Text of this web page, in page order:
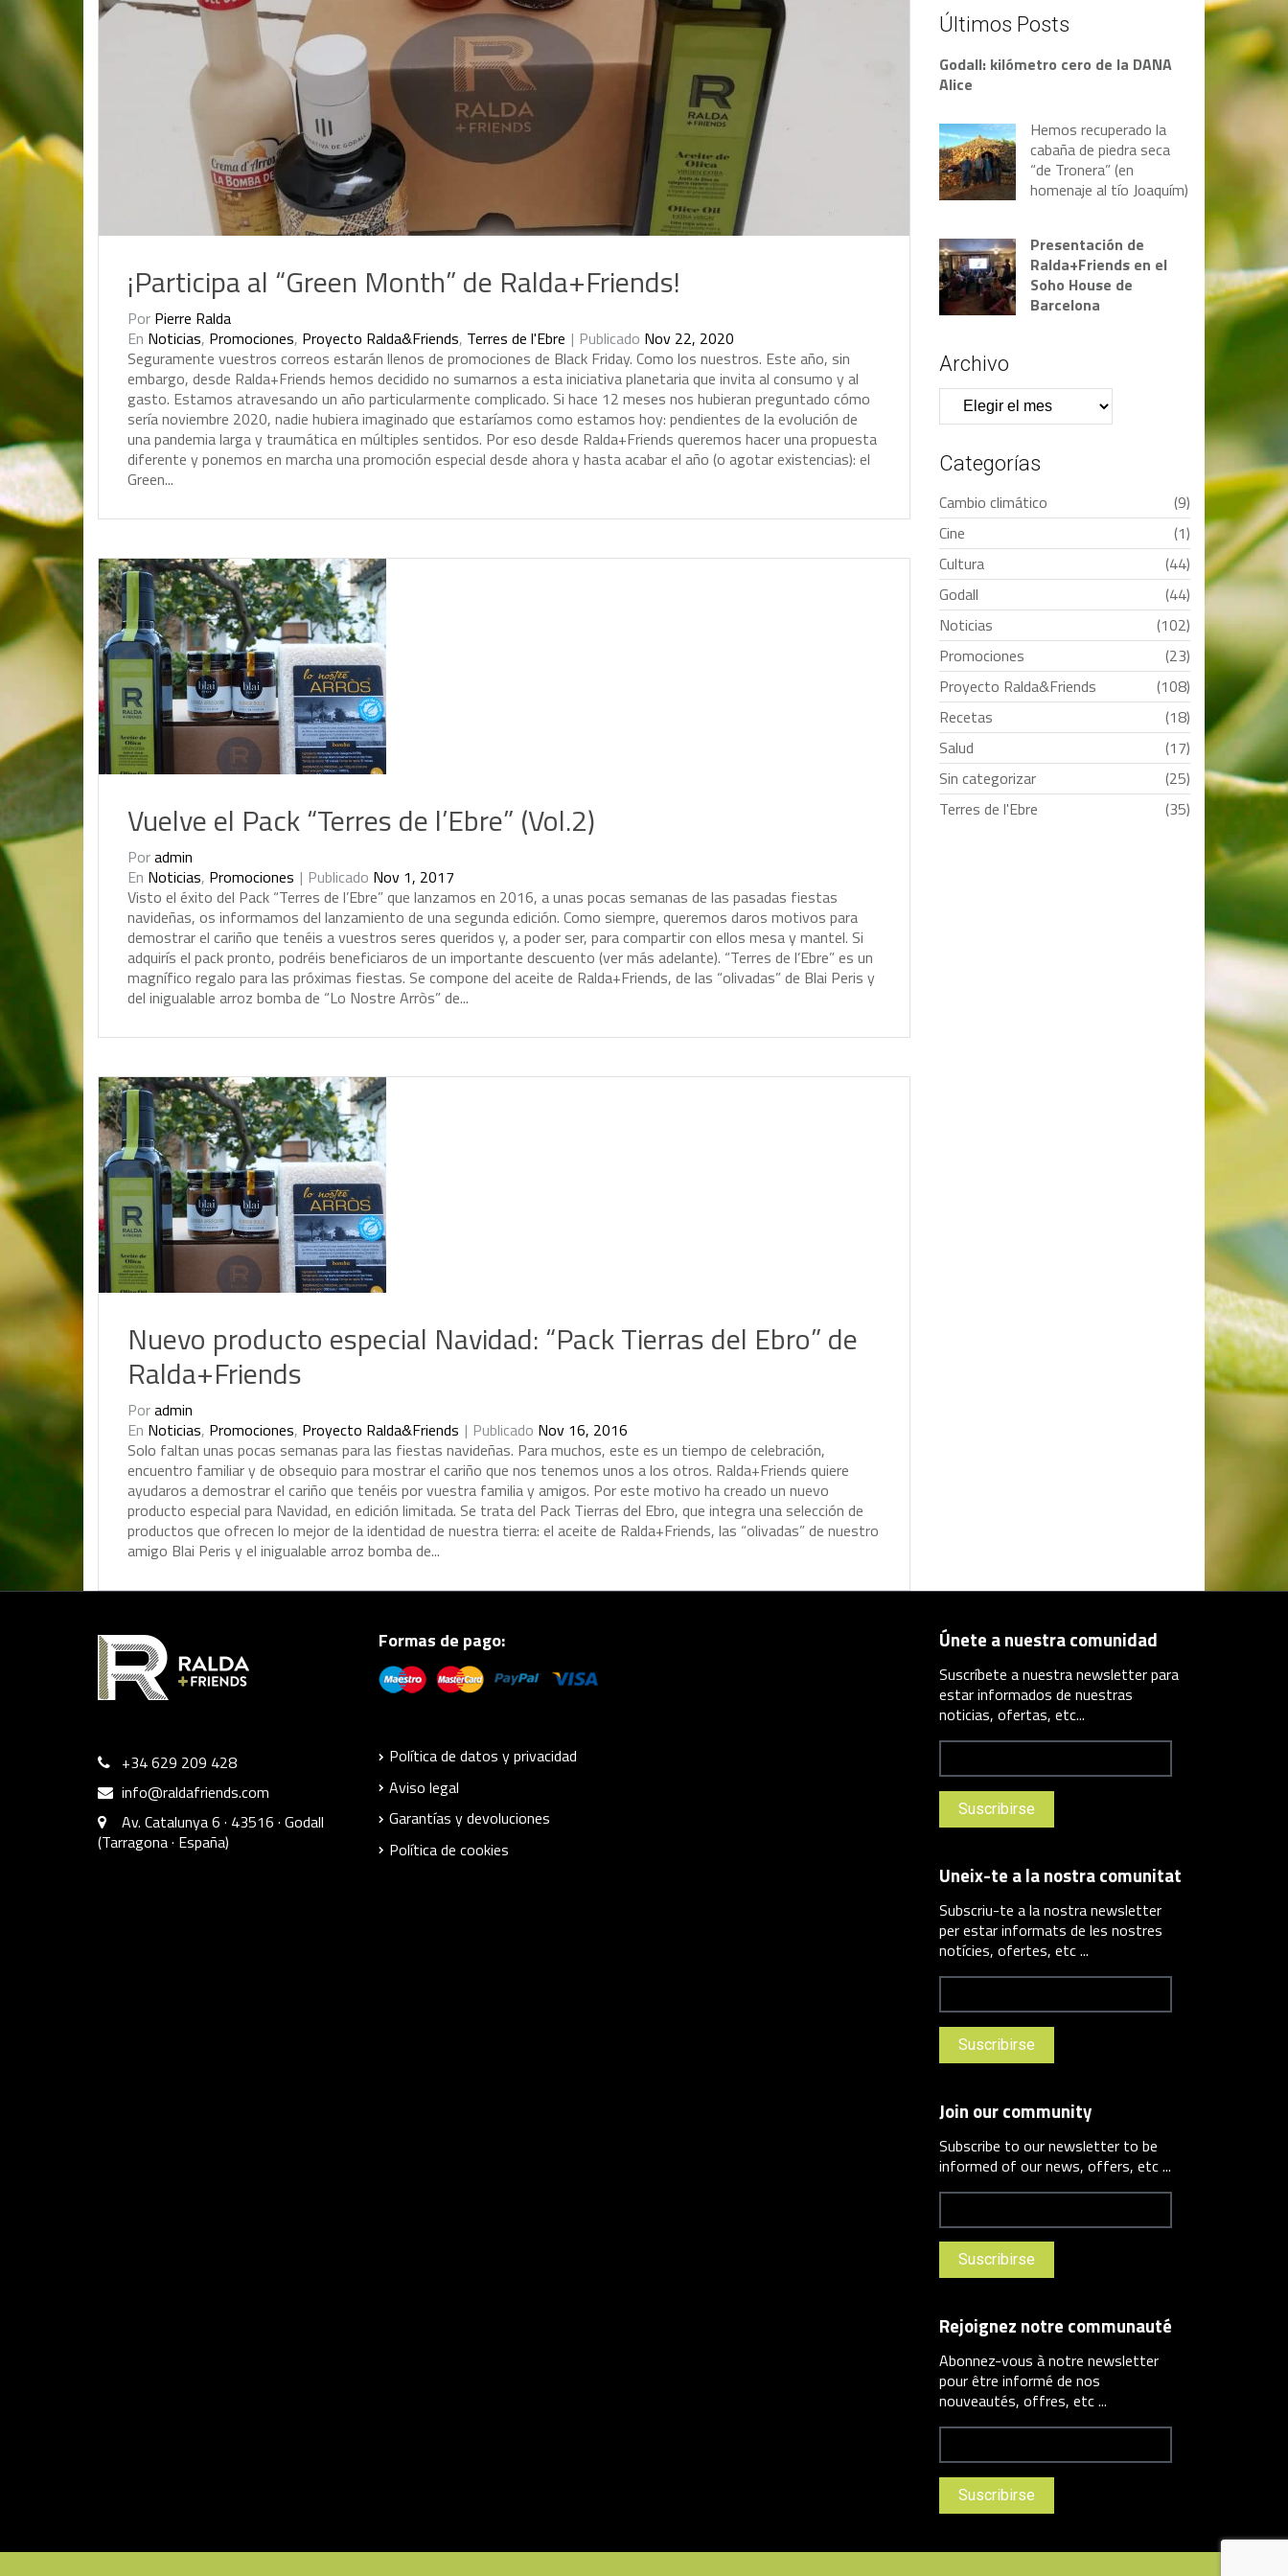
¡Participa al “Green Month” de Ralda+Friends!
Por Pierre Ralda
En Noticias, Promociones, Proyecto Ralda&Friends, Terres de l'Ebre Publicado Nov 22, 2020
Seguramente vuestros correos estarán llenos de promociones de Black Friday. Como los nuestros. Este año, sin
embargo, desde Ralda+Friends hemos decidido no sumarnos aestainiciativaplanetariaque invitaal consumo yal
gasto. Estamos atravesando un año particularmente complicado. Si hace 12 meses nos hubieran preguntado cómo
seríanoviembre 2020, nadie hubieraimaginado que estaríamos como estamos hoy: pendientes de laevolución de
unapandemialargay traumáticaen múltiples sentidos. Poreso desde Ralda+Friends queremos hacerunapropuesta
diferente yponemos en marchaunapromoción especial desde ahorayhastaacabarel año (o agotarexistencias): el
Green...
Vuelve el Pack “Terres de l’Ebre” (Vol.2)
Poradmin
En Noticias, Promociones Publicado Nov 1, 2017
Visto el éxito del Pack “Terres de l’Ebre”que lanzamos en 2016, aunas pocas semanas de las pasadas fiestas
navideñas, os informamos del lanzamiento de una segundaedición. Como siempre, queremos daros motivos para
demostrarel cariño que tenéis avuestros seres queridos y, apoder ser, paracompartircon ellos mesaymantel. Si
adquirís el packpronto, podréis beneficiaros de un importante descuento (vermás adelante). “Terres de l’Ebre”es un
magnífico regalo paralas próximas fiestas. Se compone del aceite de Ralda+Friends, de las “olivadas”de Blai Peris y
del inigualable arroz bombade “Lo Nostre Arròs”de...
Nuevo producto especial Navidad: “Pack Tierras del Ebro” de
Ralda+Friends
Poradmin
En Noticias, Promociones, Proyecto Ralda&Friends Publicado Nov 16, 2016
Solo faltan unas pocas semanas paralas fiestas navideñas. Paramuchos, este es un tiempo de celebración,
encuentro familiaryde obsequio paramostrarel cariño que nos tenemos unos alos otros. Ralda+Friends quiere
ayudaros ademostrarel cariño que tenéis porvuestra familiayamigos. Poreste motivo hacreado un nuevo
producto especial para Navidad, en edición limitada. Se tratadel Pack Tierras del Ebro, que integrauna selección de
productos que ofrecen lo mejorde laidentidad de nuestra tierra: el aceite de Ralda+Friends, las “olivadas”de nuestro
amigo Blai Peris yel inigualable arroz bombade...
Últimos Posts
Godall: kilómetro cero de la DANA
Alice
Hemos recuperado la
cabaña de piedra seca
“de Tronera” (en
homenaje al tío Joaquím)
Presentación de
Ralda+Friends en el
Soho House de
Barcelona
Archivo
Archivo
Categorías
Cambio climático
(9)
Cine
(1)
Cultura
(44)
Godall
(44)
Noticias
(102)
Promociones
(23)
Proyecto Ralda&Friends
(108)
Recetas
(18)
Salud
(17)
Sin categorizar
(25)
Terres de l'Ebre
(35)
+34 629 209 428
info@raldafriends.com
Av. Catalunya 6 · 43516 · Godall
(Tarragona · España)
Formas de pago:
Política de datos y privacidad
Aviso legal
Garantías y devoluciones
Política de cookies
Únete a nuestra comunidad
Suscríbete a nuestra newsletter para
estar informados de nuestras
noticias, ofertas, etc...
Uneix-te a la nostra comunitat
Subscriu-te a la nostra newsletter
per estar informats de les nostres
notícies, ofertes, etc ...
Join our community
Subscribe to our newsletter to be
informed of our news, offers, etc ...
Rejoignez notre communauté
Abonnez-vous à notre newsletter
pour être informé de nos
nouveautés, offres, etc ...